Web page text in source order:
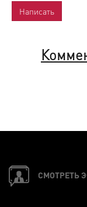
СМОТРЕТЬ